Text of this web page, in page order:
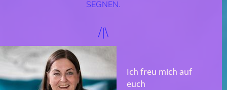
SEGNEN.
/|\
Ich freu mich auf
euch